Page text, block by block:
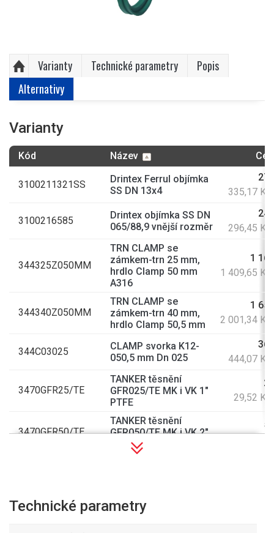
Varianty Technické parametry
Popis
Alternativy
Varianty
Kód Název
3100211321SS
Drintex Ferrul objímka
SS DN 13x4
335,17 Kč
3100216585
Drintex objímka SS DN
065/88,9 vnější rozměr
296,45 Kč
344325Z050MM
TRN CLAMP se
zámkem-trn 25 mm,
hrdlo Clamp 50 mm
A316
1
1 409,65 Kč
344340Z050MM
TRN CLAMP se
zámkem-trn 40 mm,
hrdlo Clamp 50,5 mm
1
2 001,34 Kč
344C03025
CLAMP svorka K12-
050,5 mm Dn 025
444,07 Kč
3470GFR25/TE
TANKER těsnění
GFR025/TE MK i VK 1"
PTFE
29,52 Kč
3470GFR50/TE
TANKER těsnění
GFR050/TE MK i VK 2"
PTFE
3470GSD80/HY
TANKER těsnění
profilované pro MK 3"
Technické parametry